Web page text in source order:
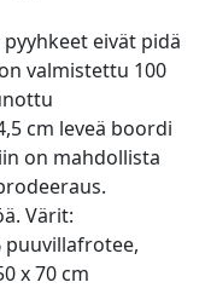
eivät pidä
valmistettu 100
cm leveä boordi
on mahdollista
Värit:
puuvillafrotee,
x 70 cm